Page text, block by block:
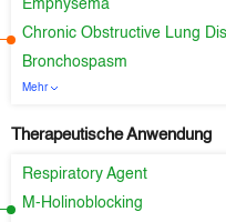
Emphysema
Chronic Obstructive Lung
Bronchospasm
Mehr
Therapeutische Anwendung
Respiratory Agent
M-Holinoblocking